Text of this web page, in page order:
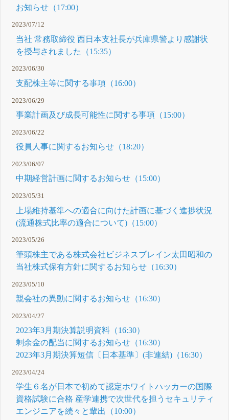
お知らせ（17:00）
2023/07/12
当社 常務取締役 西日本支社長が兵庫県警より感謝状
を授与されました（15:35）
2023/06/30
支配株主等に関する事項（16:00）
2023/06/29
事業計画及び成長可能性に関する事項（15:00）
2023/06/22
役員人事に関するお知らせ（18:20）
2023/06/07
中期経営計画に関するお知らせ（15:00）
2023/05/31
上場維持基準への適合に向けた計画に基づく進捗状況
(流通株式比率の適合について)（15:00）
2023/05/26
筆頭株主である株式会社ビジネスブレイン太田昭和の
当社株式保有方針に関するお知らせ（16:30）
2023/05/10
親会社の異動に関するお知らせ（16:30）
2023/04/27
2023年3月期決算説明資料（16:30）
剰余金の配当に関するお知らせ（16:30）
2023年3月期決算短信〔日本基準〕(非連結)（16:30）
2023/04/24
学生６名が日本で初めて認定ホワイトハッカーの国際
資格試験に合格 産学連携で次世代を担うセキュリティ
エンジニアを続々と輩出（10:00）